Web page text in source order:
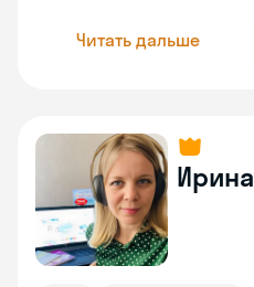
Читать дальше
Ирина